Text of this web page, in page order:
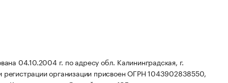
04.10.2004 г. по адресу обл. Калининградская, г.
регистрации организации присвоен ОГРН 1043902838550,